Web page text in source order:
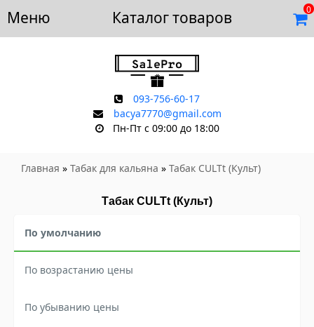
Меню Каталог товаров 0
Доставка и оплата Отзывы Скидки Контакты
093-756-60-17
bacya7770@gmail.com
Пн-Пт с 09:00 до 18:00
Главная » Табак для кальяна » Табак CULTt (Культ)
Табак CULTt (Культ)
По умолчанию
По возрастанию цены
По убыванию цены